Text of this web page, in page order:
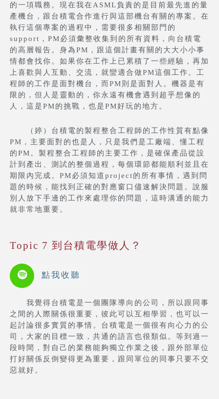
的一項職務。現在我在ASML負責的是目前最先進的量
產機台，跟台積電合作進行與這部機台有關的專案。在
執行這個專案的過程中，需要很多相關部門的
support，PM必須彙整收集到的所有資料，向台積電
的高層報告。身為PM，跟這個計畫有關的大大小小事
情都會找你。如果你在工作上已累積了一些經驗，再加
上喜歡與人互動、交流，就蠻適合做PM這個工作。工
程師的工作是面對機台，而PM則是面對人。機器是有
限的，但人是靈動的，你永遠有機會遇到超乎想像的
人，這是PM的挑戰，也是PM好玩的地方。
（婷）台積電的製程整合工程師的工作性質有點像
PM，主要面對的也是人，只是我們是工廠端、懂工程
的PM。製程整合工程師的主要工作，是確保產品從設
計到產出、測試的整個過程，每個環節都能順利並且在
期限內完成。PM必須知道project的所有事情，遇到問
題的時候，能找到正確的對應窗口儘速解決問題。說服
別人放下手邊的工作來處理你的問題，這時溝通的能力
就非常地重要。
Topic 7 到台積電學做人？
點我收聽
我覺得台積電是一個團隊導向的公司，所以跟同事
之間的人際關係很重要，彼此可以互相學習，也可以一
起討論很多實質的事情。台積電是一個很有向心力的公
司，大家的目標一致，共通的語言也很類似。等到過一
段時間，對自己的業務能夠獨立作業之後，跟外部單位
打好關係反倒變得更為重要，跟同單位的同事只要不交
惡就好。